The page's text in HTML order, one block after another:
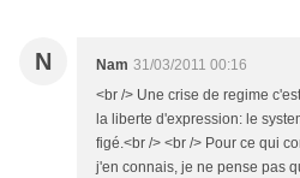
N Nam 31/03/2011 00:16
<br /> Une crise de regime
la liberte d'expression: le
figé.<br /> <br /> Pour ce qui
j'en connais, je ne pense pas